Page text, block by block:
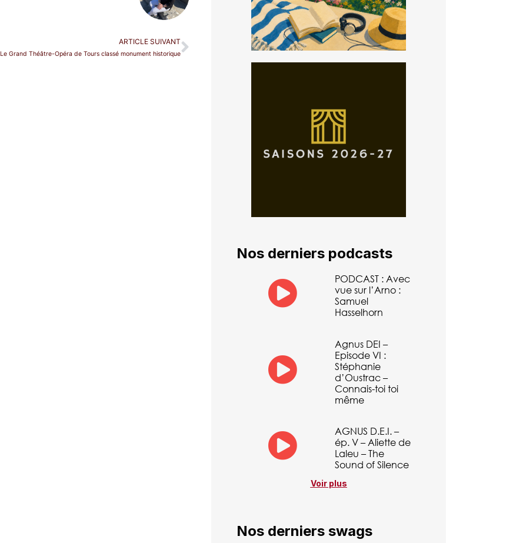
ARTICLE SUIVANT
Le Grand Théâtre-Opéra de Tours classé monument historique
Nos derniers podcasts
PODCAST : Avec
vue sur l’Arno :
Samuel
Hasselhorn
Agnus DEI –
Episode VI :
Stéphanie
d’Oustrac –
Connais-toi toi
même
AGNUS D.E.I. –
ép. V – Aliette de
Laleu – The
Sound of Silence
Voir plus
Nos derniers swags